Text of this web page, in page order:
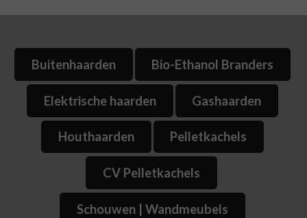
Buitenhaarden Bio-Ethanol Branders
Elektrische haarden Gashaarden
Houthaarden Pelletkachels
CV Pelletkachels
Schouwen | Wandmeubels